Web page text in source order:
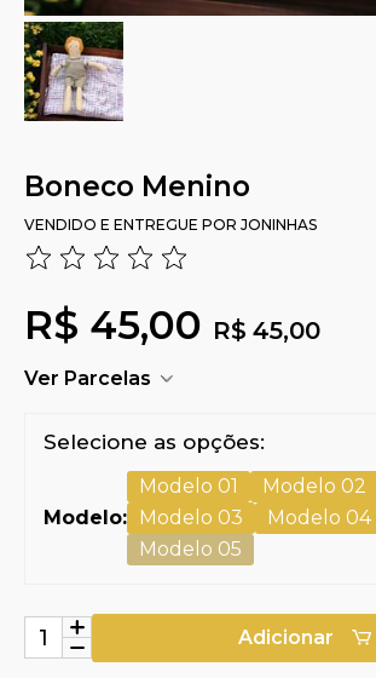
Boneco Menino
VENDIDO E ENTREGUE POR JONINHAS
R$ 45,00 R$ 45,00
Ver Parcelas
Selecione as opções:
Modelo:
Modelo 01
Modelo 02
Modelo 03
Modelo 04
Modelo 05
Adicionar